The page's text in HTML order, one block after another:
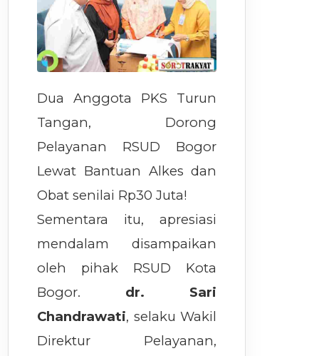
Dua Anggota PKS Turun
Tangan, Dorong
Pelayanan RSUD Bogor
Lewat Bantuan Alkes dan
Obat senilai Rp30 Juta!
Sementara itu, apresiasi
mendalam disampaikan
oleh pihak RSUD Kota
Bogor. dr. Sari
Chandrawati, selaku Wakil
Direktur Pelayanan,